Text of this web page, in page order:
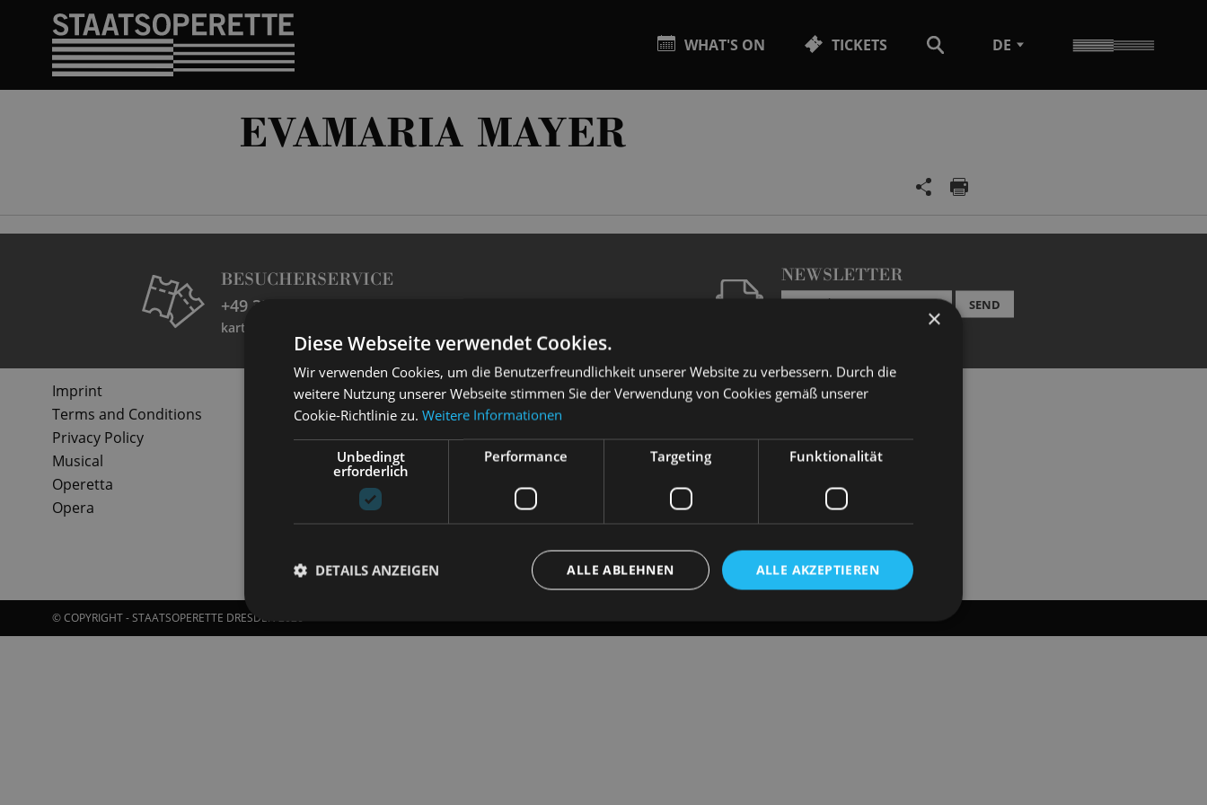
WHAT'S ON TICKETS DE
EVAMARIA MAYER
BESUCHERSERVICE
+49 351 32042 222
karten@staatsoperette.de
NEWSLETTER
SEND
Imprint
Terms and Conditions
Privacy Policy
Musical
Operetta
Opera
© COPYRIGHT - STAATSOPERETTE DRESDEN 2026
×
Diese Webseite verwendet Cookies.
Wir verwenden Cookies, um die Benutzerfreundlichkeit unserer Website zu verbessern. Durch die
weitere Nutzung unserer Webseite stimmen Sie der Verwendung von Cookies gemäß unserer
Cookie-Richtlinie zu. Weitere Informationen
Unbedingt
erforderlich
Performance Targeting Funktionalität
ALLE AKZEPTIEREN
ALLE ABLEHNEN
DETAILS ANZEIGEN